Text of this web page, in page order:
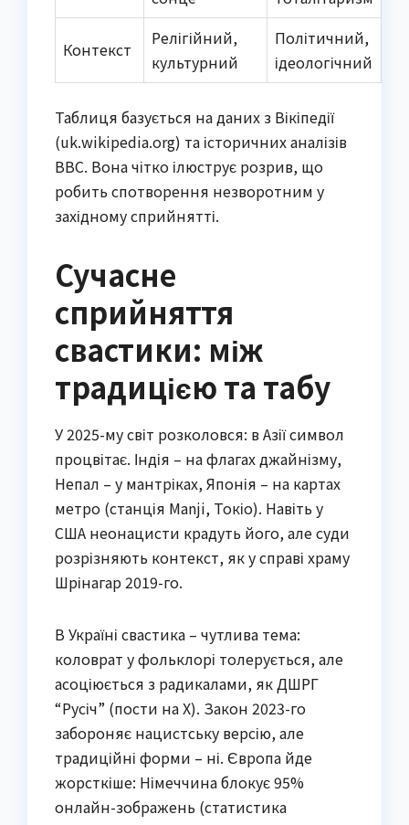
Контекст
Релігійний,
культурний
Політичний,
ідеологічний
Таблиця базується на даних з Вікіпедії
(uk.wikipedia.org) та історичних аналізів
BBC. Вона чітко ілюструє розрив, що
робить спотворення незворотним у
західному сприйнятті.
Сучасне
сприйняття
свастики: між
традицією та табу
У 2025-му світ розколовся: в Азії символ
процвітає. Індія – на флагах джайнізму,
Непал – у мантріках, Японія – на картах
метро (станція Manji, Токіо). Навіть у
США неонацисти крадуть його, але суди
розрізняють контекст, як у справі храму
Шрінагар 2019-го.
В Україні свастика – чутлива тема:
коловрат у фольклорі толерується, але
асоціюється з радикалами, як ДШРГ
“Русіч” (пости на X). Закон 2023-го
забороняє нацистську версію, але
традиційні форми – ні. Європа йде
жорсткіше: Німеччина блокує 95%
онлайн-зображень (статистика